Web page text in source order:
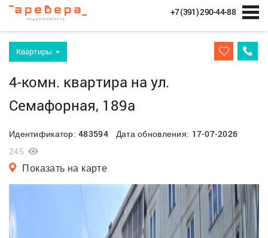
+7 (391) 290-44-88
Квартиры
4-комн. квартира на ул.
Семафорная, 189а
Идентификатор:483594Дата обновления: 17-07-2026
245
Показать на карте